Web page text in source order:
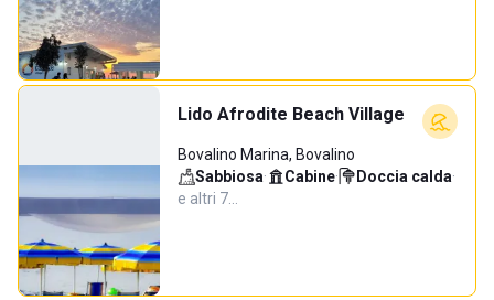
Lido Afrodite Beach Village
Bovalino Marina, Bovalino
Sabbiosa· Cabine· Doccia calda·
e altri 7…